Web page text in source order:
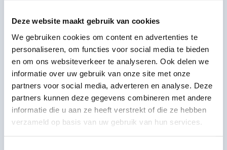
Deze website maakt gebruik van cookies
We gebruiken cookies om content en advertenties te
personaliseren, om functies voor social media te bieden
en om ons websiteverkeer te analyseren. Ook delen we
informatie over uw gebruik van onze site met onze
partners voor social media, adverteren en analyse. Deze
partners kunnen deze gegevens combineren met andere
informatie die u aan ze heeft verstrekt of die ze hebben
verzameld op basis van uw gebruik van hun services.
Rijbewijs A (motor)
Rijbewijs AM (bromfiets)